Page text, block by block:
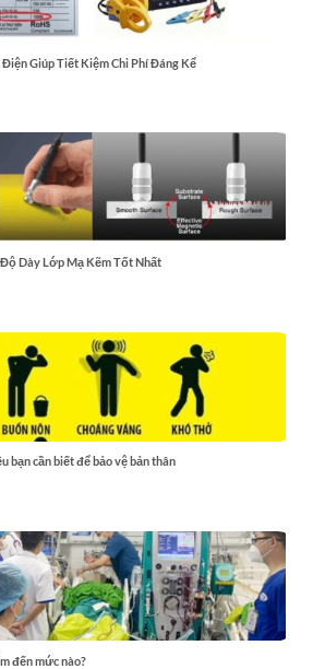
Điện Giúp Tiết Kiệm Chi Phí Đáng Kể
Dày Lớp Mạ Kẽm Tốt Nhất
bạn cần biết để bảo vệ bản thân
đến mức nào?